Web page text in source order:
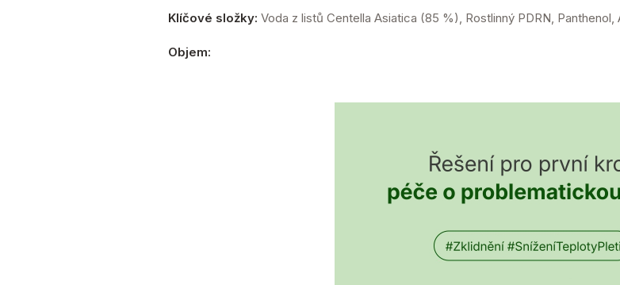
Klíčové složky: Voda z listů Centella Asiatica (85 %), Rostlinný PDRN,
Objem: